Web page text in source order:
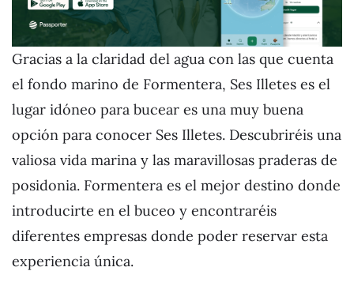
Gracias a la claridad del agua con las que cuenta
el fondo marino de Formentera, Ses Illetes es el
lugar idóneo para bucear es una muy buena
opción para conocer Ses Illetes. Descubriréis una
valiosa vida marina y las maravillosas praderas de
posidonia. Formentera es el mejor destino donde
introducirte en el buceo y encontraréis
diferentes empresas donde poder reservar esta
experiencia única.